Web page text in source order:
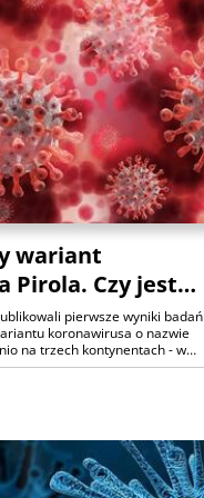
w USA ma
sierpnia 2026
Ormuz?
6 sierpnia 2026
wariant
Pirola. Czy jest…
pierwsze wyniki badań
koronawirusa o nazwie
na trzech kontynentach - w…